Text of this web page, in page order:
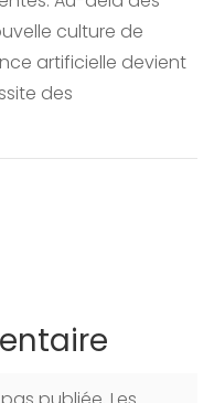
culture de
artificielle devient
des